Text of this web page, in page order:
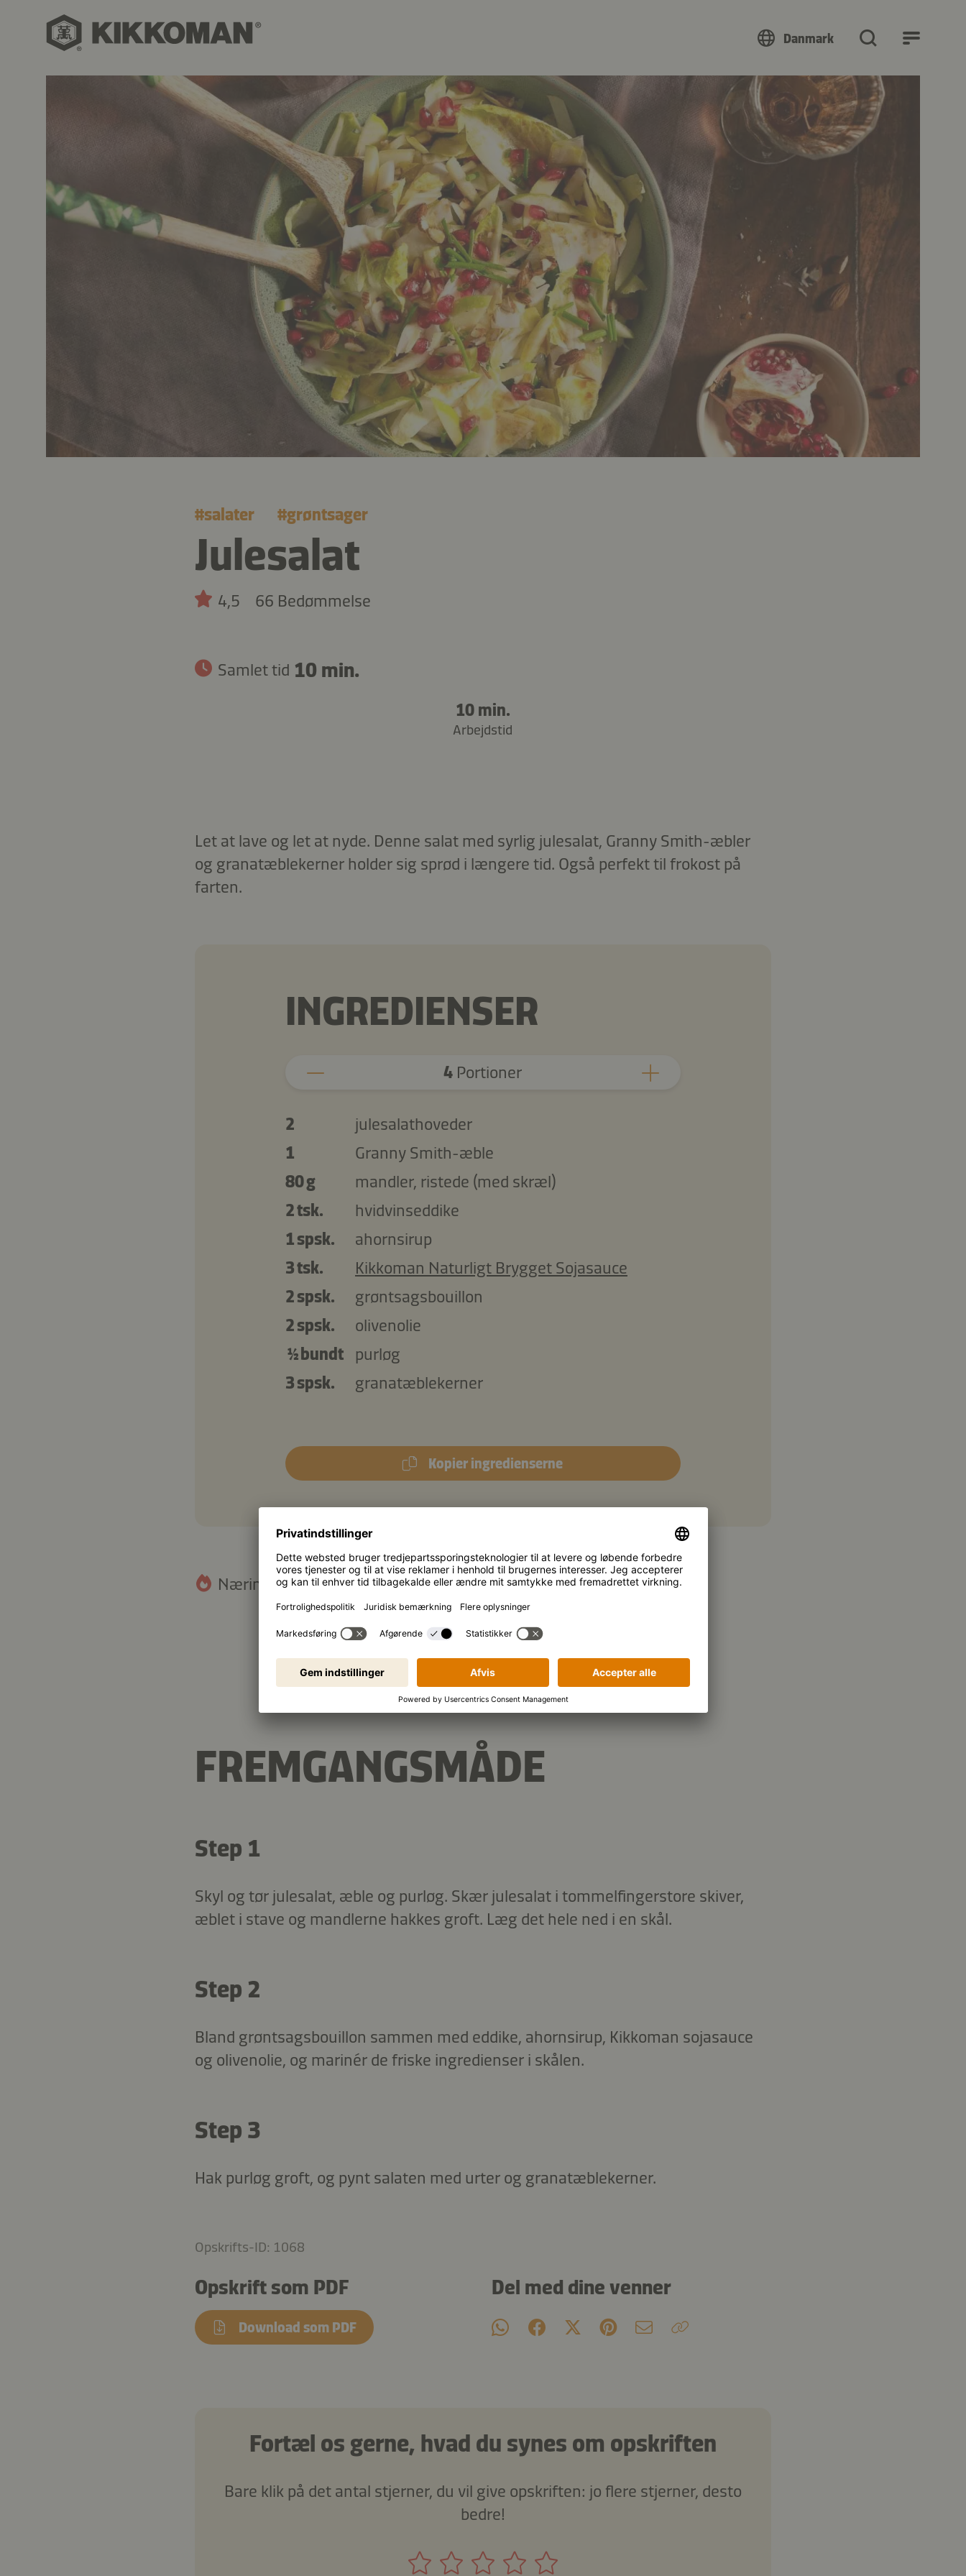
Danmark
#salater #grøntsager
Julesalat
4,5 66 Bedømmelse
Samlet tid 10 min.
10 min.
Arbejdstid
Let at lave og let at nyde. Denne salat med syrlig julesalat, Granny Smith-æbler
og granatæblekerner holder sig sprød i længere tid. Også perfekt til frokost på
farten.
INGREDIENSER
4 Portioner
2
julesalathoveder
1
Granny Smith-æble
80 g
mandler, ristede (med skræl)
2 tsk.
hvidvinseddike
1 spsk.
ahornsirup
3 tsk.
Kikkoman Naturligt Brygget Sojasauce
2 spsk.
grøntsagsbouillon
2 spsk.
olivenolie
½ bundt
purløg
3 spsk.
granatæblekerner
Kopier ingredienserne
Næringsindhold: 654 kJ/229 kcal
Protein
FREMGANGSMÅDE
Step 1
Skyl og tør julesalat, æble og purløg. Skær julesalat i tommelfingerstore skiver,
æblet i stave og mandlerne hakkes groft. Læg det hele ned i en skål.
Step 2
Bland grøntsagsbouillon sammen med eddike, ahornsirup, Kikkoman sojasauce
og olivenolie, og marinér de friske ingredienser i skålen.
Step 3
Hak purløg groft, og pynt salaten med urter og granatæblekerner.
Opskrifts-ID: 1068
Opskrift som PDF
Download som PDF
Del med dine venner
Fortæl os gerne, hvad du synes om opskriften
Bare klik på det antal stjerner, du vil give opskriften: jo flere stjerner, desto
bedre!